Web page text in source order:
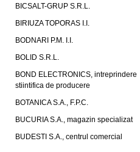
BICSALT-GRUP S.R.L.
BIRIUZA TOPORAS I.I.
BODNARI P.M. I.I.
BOLID S.R.L.
BOND ELECTRONICS, intreprindere
stiintifica de producere
BOTANICA S.A., F.P.C.
BUCURIA S.A., magazin specializat
BUDESTI S.A., centrul comercial